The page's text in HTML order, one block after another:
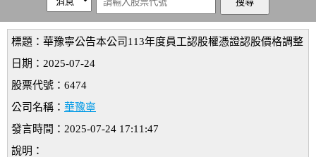
標題：華豫寧公告本公司113年度員工認股權憑證認股價格調整
日期：2025-07-24
股票代號：6474
公司名稱： 華豫寧
發言時間：2025-07-24 17:11:47
說明：